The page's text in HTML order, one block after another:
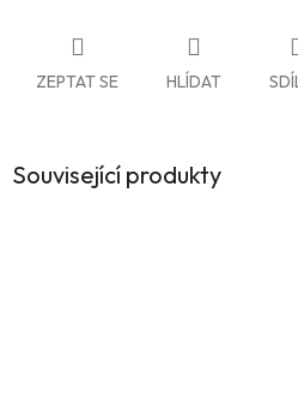
ZEPTAT SE HLÍDAT
Související produkty